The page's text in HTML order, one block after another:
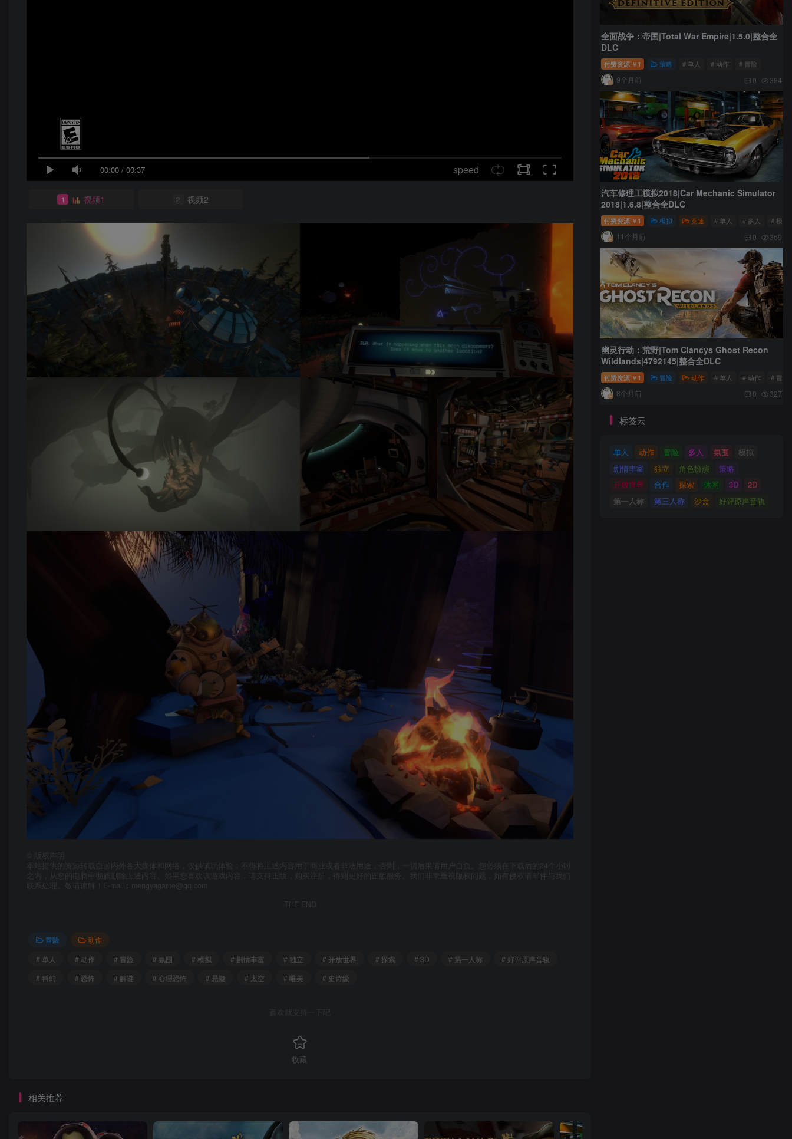
00:00 / 00:37 speed
1 视频1 2 视频2
版权声明
本站提供的资源转载自国内外各大媒体和网络，仅供试玩体验；不得将上述内容用于商业或者非法用途，否则，一切后果请用户自负。您必须在下载后的24个小时
之内，从您的电脑中彻底删除上述内容。如果您喜欢该游戏内容，请支持正版，购买注册，得到更好的正版服务。我们非常重视版权问题，如有侵权请邮件与我们
联系处理。敬请谅解！E-mail：mengyagame@qq.com
THE END
冒险
动作
# 单人
# 动作 # 冒险 # 氛围 # 模拟 # 剧情丰富 # 独立 # 开放世界 # 探索 # 3D # 第一人称
# 好评原声音轨
# 科幻
# 恐怖 # 解谜 # 心理恐怖 # 悬疑 # 太空 # 唯美 # 史诗级
喜欢就支持一下吧
收藏
相关推荐
全面战争：帝国|Total War Empire|1.5.0|整合全
DLC
付费资源 ￥ 1 策略 # 单人 # 动作 # 冒险
9个月前 0 394
汽车修理工模拟2018|Car Mechanic Simulator
2018|1.6.8|整合全DLC
付费资源 ￥ 1 模拟 竞速 # 单人 # 多人 # 模拟
11个月前 0 369
幽灵行动：荒野|Tom Clancys Ghost Recon
Wildlands|4792145|整合全DLC
付费资源 ￥ 1 冒险 动作 # 单人 # 动作 # 冒险
8个月前 0 327
标签云
单人 动作 冒险 多人 氛围
模拟
剧情丰富
独立 角色扮演
策略
开放世界
合作 探索 休闲 3D
2D
第一人称
第三人称 沙盒 好评原声音轨